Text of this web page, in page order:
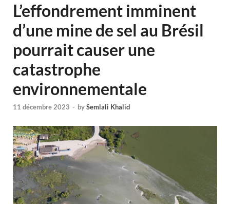
L’effondrement imminent
d’une mine de sel au Brésil
pourrait causer une
catastrophe
environnementale
11 décembre 2023 - bySemlali Khalid